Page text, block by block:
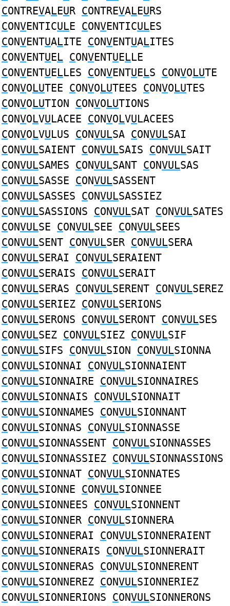
CONTREVALEUR CONTREVALEURS
CONVENTICULE CONVENTICULES
CONVENTUALITE CONVENTUALITES
CONVENTUEL CONVENTUELLE
CONVENTUELLES CONVENTUELS CONVOLUTE
CONVOLUTEE CONVOLUTEES CONVOLUTES
CONVOLUTION CONVOLUTIONS
CONVOLVULACEE CONVOLVULACEES
CONVOLVULUS CONVULSA CONVULSAI
CONVULSAIENT CONVULSAIS CONVULSAIT
CONVULSAMES CONVULSANT CONVULSAS
CONVULSASSE CONVULSASSENT
CONVULSASSES CONVULSASSIEZ
CONVULSASSIONS CONVULSAT CONVULSATES
CONVULSE CONVULSEE CONVULSEES
CONVULSENT CONVULSER CONVULSERA
CONVULSERAI CONVULSERAIENT
CONVULSERAIS CONVULSERAIT
CONVULSERAS CONVULSERENT CONVULSEREZ
CONVULSERIEZ CONVULSERIONS
CONVULSERONS CONVULSERONT CONVULSES
CONVULSEZ CONVULSIEZ CONVULSIF
CONVULSIFS CONVULSION CONVULSIONNA
CONVULSIONNAI CONVULSIONNAIENT
CONVULSIONNAIRE CONVULSIONNAIRES
CONVULSIONNAIS CONVULSIONNAIT
CONVULSIONNAMES CONVULSIONNANT
CONVULSIONNAS CONVULSIONNASSE
CONVULSIONNASSENT CONVULSIONNASSES
CONVULSIONNASSIEZ CONVULSIONNASSIONS
CONVULSIONNAT CONVULSIONNATES
CONVULSIONNE CONVULSIONNEE
CONVULSIONNEES CONVULSIONNENT
CONVULSIONNER CONVULSIONNERA
CONVULSIONNERAI CONVULSIONNERAIENT
CONVULSIONNERAIS CONVULSIONNERAIT
CONVULSIONNERAS CONVULSIONNERENT
CONVULSIONNEREZ CONVULSIONNERIEZ
CONVULSIONNERIONS CONVULSIONNERONS